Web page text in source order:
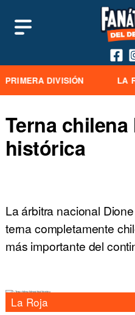
PRIMERA DIVISIÓN LA
Terna
histórica
La árbitra nacional
terna completamente
más importante del
La Roja